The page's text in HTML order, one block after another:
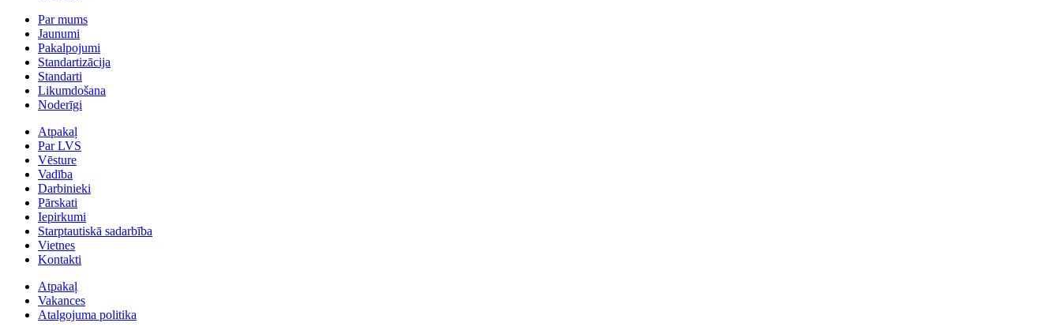
Par mums
Jaunumi
Pakalpojumi
Standartizācija
Standarti
Likumdošana
Noderīgi
Atpakaļ
Par LVS
Vēsture
Vadība
Darbinieki
Pārskati
Iepirkumi
Starptautiskā sadarbība
Vietnes
Kontakti
Atpakaļ
Vakances
Atalgojuma politika